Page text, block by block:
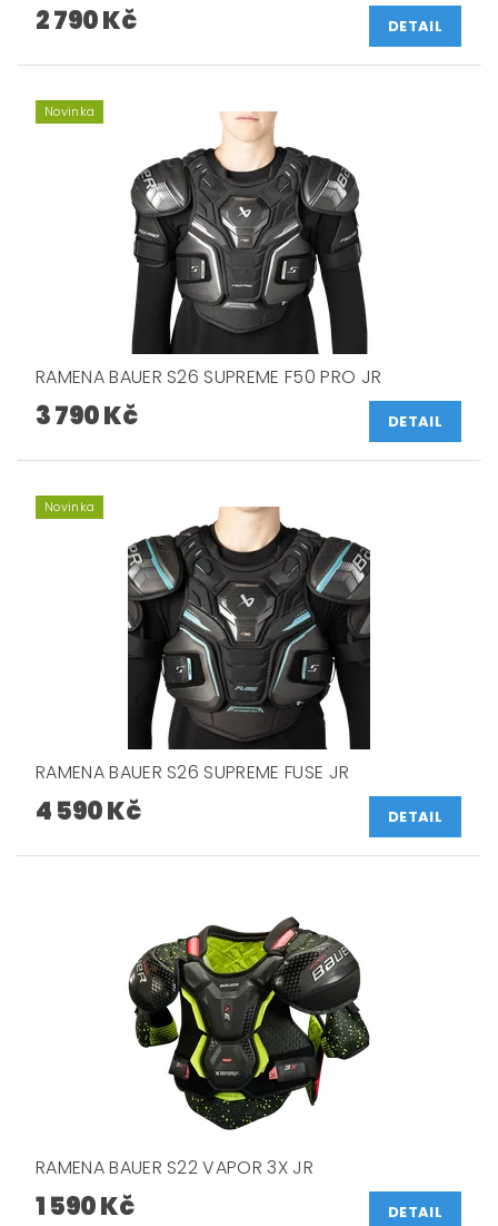
2 790 Kč DETAIL
Novinka
RAMENA BAUER S26 SUPREME F50 PRO JR
3 790 Kč DETAIL
Novinka
RAMENA BAUER S26 SUPREME FUSE JR
4 590 Kč DETAIL
RAMENA BAUER S22 VAPOR 3X JR
1 590 Kč DETAIL